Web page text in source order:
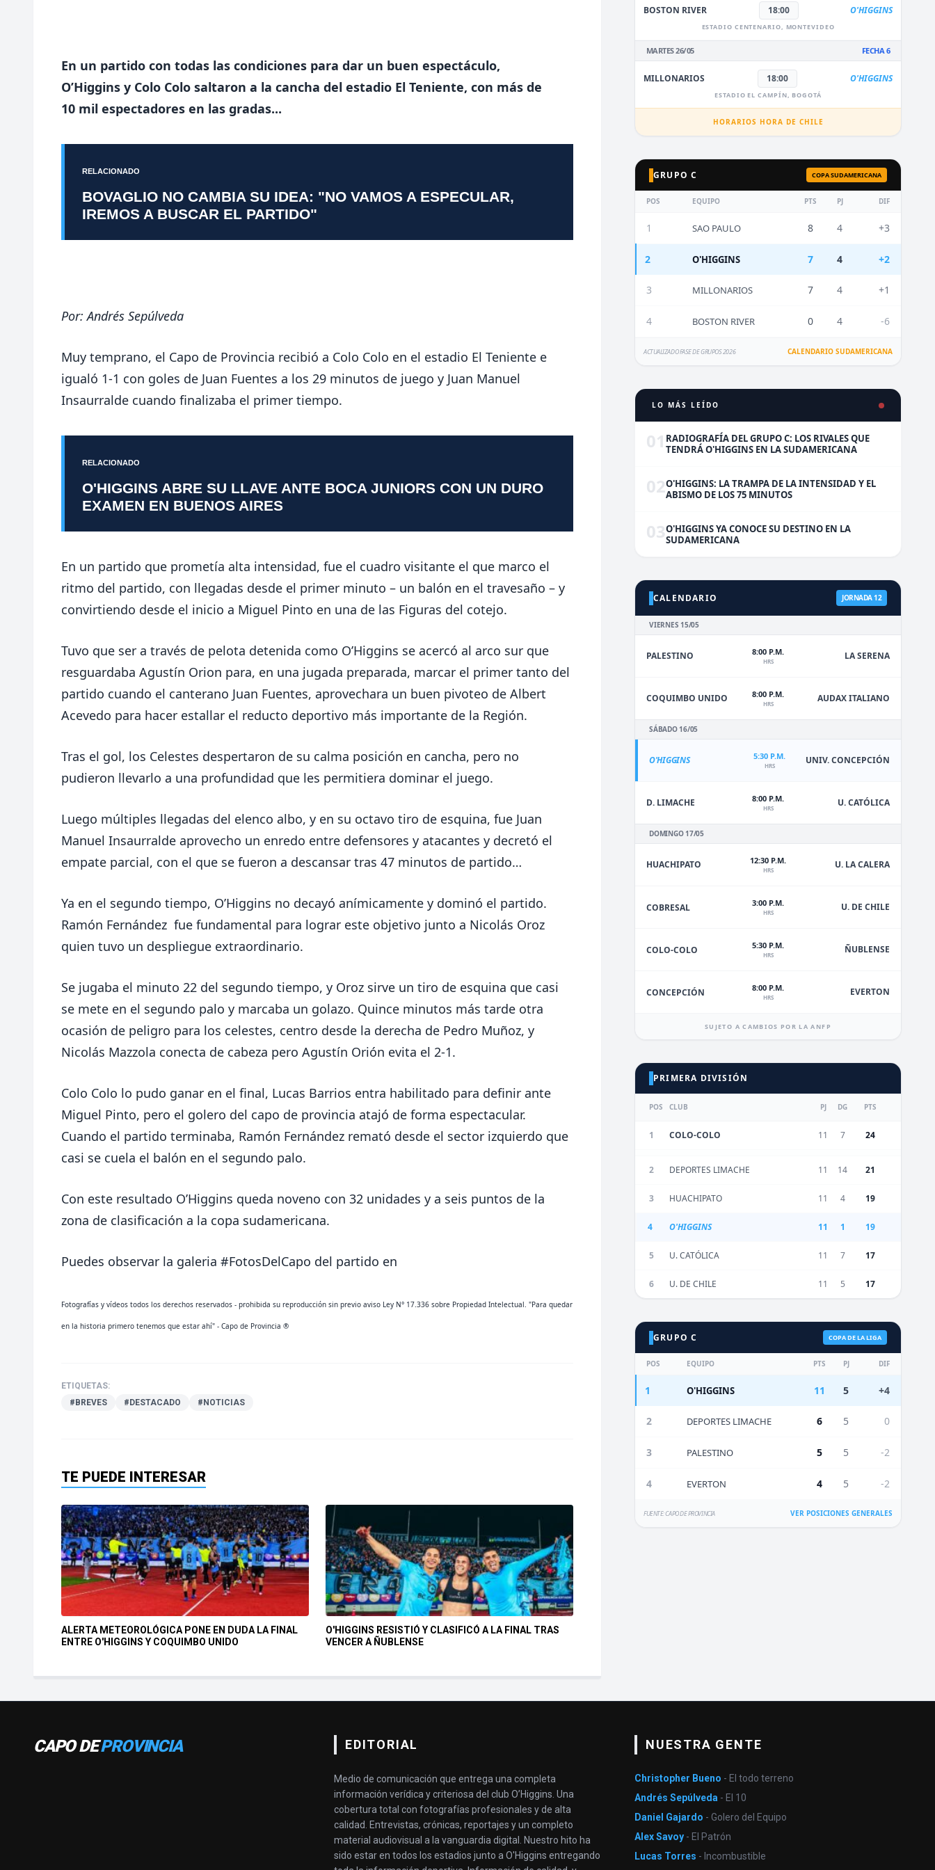
En un partido con todas las condiciones para dar un buen espectáculo,
O’Higgins y Colo Colo saltaron a la cancha del estadio El Teniente, con más de
10 mil espectadores en las gradas...
RELACIONADO
BOVAGLIO NO CAMBIA SU IDEA: "NO VAMOS A ESPECULAR,
IREMOS A BUSCAR EL PARTIDO"
Por:Andrés Sepúlveda
Muy temprano, el Capo de Provincia recibió a Colo Colo en el estadio El Teniente e
igualó 1-1 con goles de Juan Fuentes a los 29 minutos de juego y Juan Manuel
Insaurralde cuando finalizaba el primer tiempo.
RELACIONADO
O'HIGGINS ABRE SU LLAVE ANTE BOCA JUNIORS CON UN DURO
EXAMEN EN BUENOS AIRES
En un partido que prometía alta intensidad, fue el cuadro visitante el que marco el
ritmo del partido, con llegadas desde el primer minuto – un balón en el travesaño – y
convirtiendo desde el inicio a Miguel Pinto en una de las Figuras del cotejo.
Tuvo que ser a través de pelota detenida como O’Higgins se acercó al arco sur que
resguardaba Agustín Orion para, en una jugada preparada, marcar el primer tanto del
partido cuando el canterano Juan Fuentes, aprovechara un buen pivoteo de Albert
Acevedo para hacer estallar el reducto deportivo más importante de la Región.
Tras el gol, los Celestes despertaron de su calma posición en cancha, pero no
pudieron llevarlo a una profundidad que les permitiera dominar el juego.
Luego múltiples llegadas del elenco albo, y en su octavo tiro de esquina, fue Juan
Manuel Insaurralde aprovecho un enredo entre defensores y atacantes y decretó el
empate parcial, con el que se fueron a descansar tras 47 minutos de partido…
Ya en el segundo tiempo, O’Higgins no decayó anímicamente y dominó el partido.
Ramón Fernández fue fundamental para lograr este objetivo junto a Nicolás Oroz
quien tuvo un despliegue extraordinario.
Se jugaba el minuto 22 del segundo tiempo, y Oroz sirve un tiro de esquina que casi
se mete en el segundo palo y marcaba un golazo. Quince minutos más tarde otra
ocasión de peligro para los celestes, centro desde la derecha de Pedro Muñoz, y
Nicolás Mazzola conecta de cabeza pero Agustín Orión evita el 2-1.
Colo Colo lo pudo ganar en el final, Lucas Barrios entra habilitado para definir ante
Miguel Pinto, pero el golero del capo de provincia atajó de forma espectacular.
Cuando el partido terminaba, Ramón Fernández remató desde el sector izquierdo que
casi se cuela el balón en el segundo palo.
Con este resultado O’Higgins queda noveno con 32 unidades y a seis puntos de la
zona de clasificación a la copa sudamericana.
Puedes observar la galeria #FotosDelCapo del partido en
Fotografías y vídeos todos los derechos reservados - prohibida su reproducción sin previo aviso Ley N° 17.336 sobre Propiedad Intelectual. "Para quedar
en la historia primero tenemos que estar ahí" - Capo de Provincia ®
ETIQUETAS:
#BREVES
#DESTACADO #NOTICIAS
TE PUEDE INTERESAR
ALERTA METEOROLÓGICA PONE EN DUDA LA FINAL
ENTRE O'HIGGINS Y COQUIMBO UNIDO
O'HIGGINS RESISTIÓ Y CLASIFICÓ A LA FINAL TRAS
VENCER A ÑUBLENSE
BOSTON RIVER 18:00 O'HIGGINS
ESTADIO CENTENARIO, MONTEVIDEO
MARTES 26/05 FECHA 6
MILLONARIOS 18:00 O'HIGGINS
ESTADIO EL CAMPÍN, BOGOTÁ
HORARIOS HORA DE CHILE
GRUPO C COPA SUDAMERICANA
POS EQUIPO PTS PJ DIF
1 SAO PAULO 8 4 +3
2 O'HIGGINS 7 4 +2
3 MILLONARIOS 7 4 +1
4 BOSTON RIVER 0 4 -6
ACTUALIZADO FASE DE GRUPOS 2026 CALENDARIO SUDAMERICANA
LO MÁS LEÍDO
01 RADIOGRAFÍA DEL GRUPO C: LOS RIVALES QUE
TENDRÁ O'HIGGINS EN LA SUDAMERICANA
02O'HIGGINS: LA TRAMPA DE LA INTENSIDAD Y EL
ABISMO DE LOS 75 MINUTOS
03O'HIGGINS YA CONOCE SU DESTINO EN LA
SUDAMERICANA
CALENDARIO JORNADA 12
VIERNES 15/05
PALESTINO 8:00 P.M.
HRS LA SERENA
COQUIMBO UNIDO 8:00 P.M.
HRS AUDAX ITALIANO
SÁBADO 16/05
O'HIGGINS 5:30 P.M.
HRS UNIV. CONCEPCIÓN
D. LIMACHE 8:00 P.M.
HRS U. CATÓLICA
DOMINGO 17/05
HUACHIPATO 12:30 P.M.
HRS U. LA CALERA
COBRESAL 3:00 P.M.
HRS U. DE CHILE
COLO-COLO 5:30 P.M.
HRS ÑUBLENSE
CONCEPCIÓN 8:00 P.M.
HRS EVERTON
SUJETO A CAMBIOS POR LA ANFP
PRIMERA DIVISIÓN
POS CLUB PJ DG PTS
1 COLO-COLO 11 7 24
2 DEPORTES LIMACHE 11 14 21
3 HUACHIPATO 11 4 19
4 O'HIGGINS 11 1 19
5 U. CATÓLICA 11 7 17
6 U. DE CHILE 11 5 17
GRUPO C COPA DE LA LIGA
POS EQUIPO PTS PJ DIF
1 O'HIGGINS 11 5 +4
2 DEPORTES LIMACHE 6 5 0
3 PALESTINO 5 5 -2
4 EVERTON 4 5 -2
FUENTE: CAPO DE PROVINCIA VER POSICIONES GENERALES
CAPO DEPROVINCIA EDITORIAL
Medio de comunicación que entrega una completa
información verídica y criteriosa del club O’Higgins. Una
cobertura total con fotografías profesionales y de alta
calidad. Entrevistas, crónicas, reportajes y un completo
material audiovisual a la vanguardia digital. Nuestro hito ha
sido estar en todos los estadios junto a O'Higgins entregando
NUESTRA GENTE
Christopher Bueno - El todo terreno
Andrés Sepúlveda - El 10
Daniel Gajardo - Golero del Equipo
Alex Savoy - El Patrón
Lucas Torres - Incombustible